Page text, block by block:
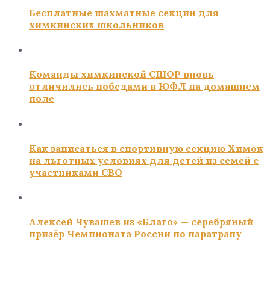
Бесплатные шахматные секции для
химкинских школьников
Команды химкинской СШОР вновь
отличились победами в ЮФЛ на домашнем
поле
Как записаться в спортивную секцию Химок
на льготных условиях для детей из семей с
участниками СВО
Алексей Чувашев из «Благо» — серебряный
призёр Чемпионата России по паратрапу